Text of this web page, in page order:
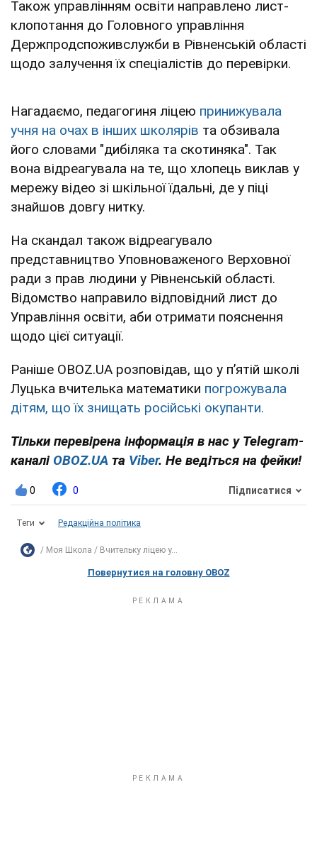
Також управлінням освіти направлено лист-
клопотання до Головного управління
Держпродспоживслужби в Рівненській області
щодо залучення їх спеціалістів до перевірки.
Нагадаємо, педагогиня ліцею принижувала
учня на очах в інших школярів та обзивала
його словами "дибіляка та скотиняка". Так
вона відреагувала на те, що хлопець виклав у
мережу відео зі шкільної їдальні, де у піці
знайшов довгу нитку.
На скандал також відреагувало
представництво Уповноваженого Верховної
ради з прав людини у Рівненській області.
Відомство направило відповідний лист до
Управління освіти, аби отримати пояснення
щодо цієї ситуації.
Раніше OBOZ.UA розповідав, що у пʼятій школі
Луцька вчителька математики погрожувала
дітям, що їх знищать російські окупанти.
Тільки перевірена інформація в нас у Telegram-
каналі OBOZ.UA та Viber. Не ведіться на фейки!
0 0 Підписатися
Теги Редакційна політика
Моя Школа Вчительку ліцею у...
Повернутися на головну OBOZ